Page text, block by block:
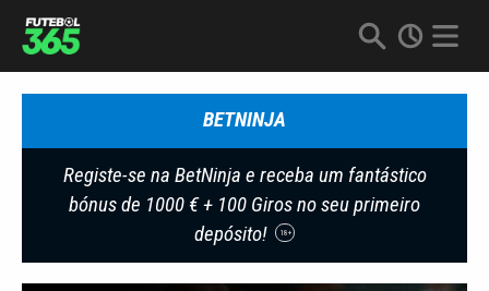
BETNINJA
Registe-se na BetNinja e receba um fantástico
bónus de 1000 € + 100 Giros no seu primeiro
depósito!
18+